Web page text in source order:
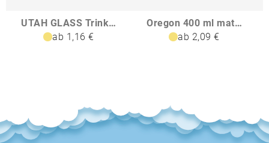
UTAH GLASS Trinkflasche Glas 500 ml
ab 1,16 €
Oregon 400 ml matte RCS-zertifizierte einwandige Trinkflasche aus recyceltem Edelstahl mit Karabinerhaken
ab 2,09 €